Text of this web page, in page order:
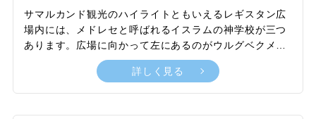
サマルカンド観光のハイライトともいえるレギスタン広
場内には、メドレセと呼ばれるイスラムの神学校が三つ
あります。広場に向かって左にあるのがウルグベクメド
レセ、右にあるのがシェルドルメドレセ、そして中央に
そびえるのがティラカリメドレセです。このティラカリ
メドレセの建設はシェルドルメドレセの完成後、同一の
詳しく見る